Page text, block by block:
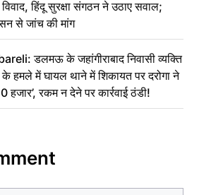
हिंदू सुरक्षा संगठन ने उठाए सवाल;
से जांच की मांग
डलमऊ के जहांगीराबाद निवासी व्यक्ति
हमले में घायल थाने में शिकायत पर दरोगा ने
हजार’, रकम न देने पर कार्रवाई ठंडी!